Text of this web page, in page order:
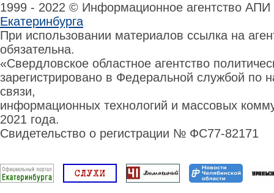
1999 - 2022 © Информационное агентство
Екатеринбурга
При использовании материалов ссылка на
обязательна.
«Свердловское областное агентство
зарегистрировано в Федеральной службой по
связи,
информационных технологий и массовых
2021 года.
Свидетельство о регистрации № ФС77-82171